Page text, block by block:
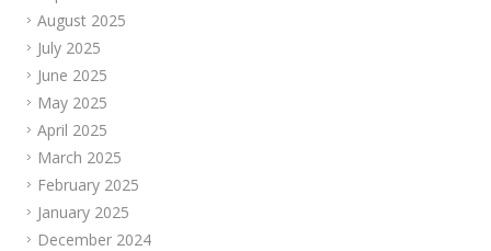
August 2025
July 2025
June 2025
May 2025
April 2025
March 2025
February 2025
January 2025
December 2024